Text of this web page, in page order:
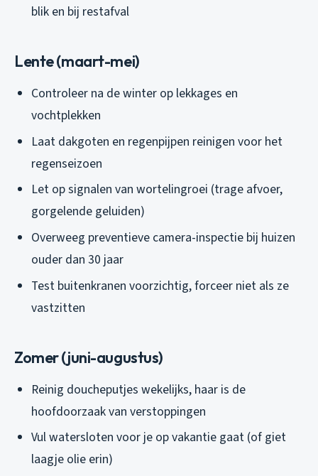
blik en bij restafval
Lente (maart-mei)
Controleer na de winter op lekkages en
vochtplekken
Laat dakgoten en regenpijpen reinigen voor het
regenseizoen
Let op signalen van wortelingroei (trage afvoer,
gorgelende geluiden)
Overweeg preventieve camera-inspectie bij huizen
ouder dan 30 jaar
Test buitenkranen voorzichtig, forceer niet als ze
vastzitten
Zomer (juni-augustus)
Reinig doucheputjes wekelijks, haar is de
hoofdoorzaak van verstoppingen
Vul watersloten voor je op vakantie gaat (of giet
laagje olie erin)